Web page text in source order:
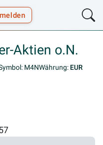
Aktien o.N.
M4NWährung: EUR